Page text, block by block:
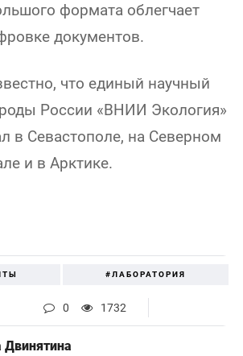
формата облегчает
документов.
что единый научный
России «ВНИИ Экология»
в Севастополе, на Северном
и в Арктике.
#ЛАБОРАТОРИЯ
0 1732
Двинятина